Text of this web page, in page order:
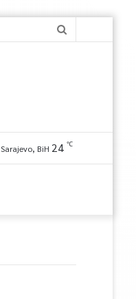
Sarajevo, BiH 24 ℃